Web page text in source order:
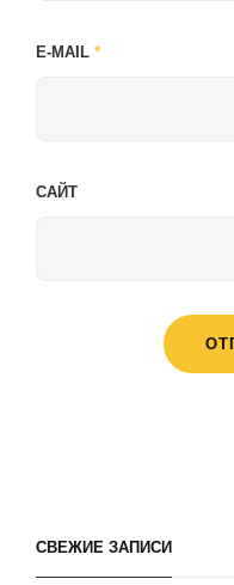
E-MAIL *
САЙТ
СВЕЖИЕ ЗАПИСИ